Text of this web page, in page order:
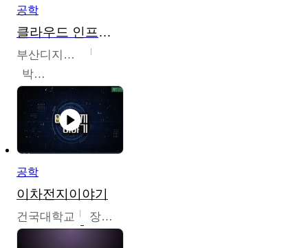
공학
클라우드 인프라 구축 및 활용
부산디지털대학교
박수현
공학
이차전지이야기
건국대학교 장호현